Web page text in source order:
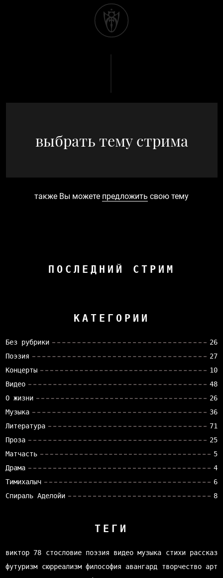
выбрать тему стрима
также Вы можете предложить свою тему
ПОСЛЕДНИЙ СТРИМ
КАТЕГОРИИ
Без рубрики
26
Поэзия
27
Концерты
10
Видео
48
О жизни
26
Музыка
36
Литература
71
Проза
25
Матчасть
5
Драма
4
Тимихалыч
6
Спираль Аделойи
8
ТЕГИ
виктор 78 стословие поэзия видео музыка стихи рассказ
футуризм
сюрреализм философия авангард творчество арт